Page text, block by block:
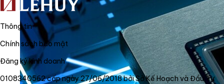
Thông tin
Chính sách bảo mật
Đăng ký kinh doanh
0108340562 cấp ngày 27/06/2018 bởi Sở Kế Hoạch và Đầu Tư